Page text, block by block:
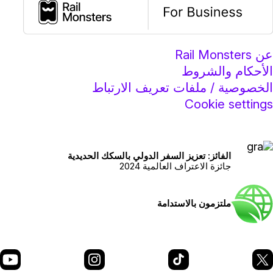
عن Rail Monsters
الأحكام والشروط
الخصوصية / ملفات تعريف الارتباط
Cookie settings
الفائز: تعزيز السفر الدولي بالسكك الحديدية
جائزة الاعتراف العالمية 2024
ملتزمون بالاستدامة